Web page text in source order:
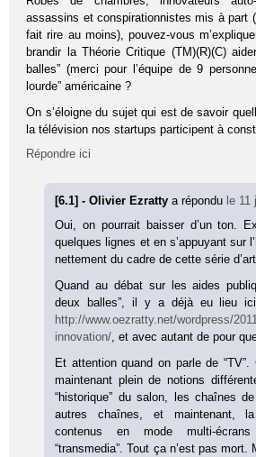
assassins et conspirationnistes mis à part
fait rire au moins), pouvez-vous
brandir la Théorie Critique (TM)(R)(C)
balles” (merci pour l’équipe de 9
lourde” américaine ?
On s’éloigne du sujet qui est de savoir
la télévision nos startups participent à
Répondre ici
[6.1] - Olivier Ezrattya répondu le 11
Oui, on pourrait baisser d’un ton.
quelques lignes et en s’appuyant sur
nettement du cadre de cette série
Quand au débat sur les aides
deux balles”, il y a déjà eu lieu
http://www.oezratty.net/wordpress/
innovation/ , et avec autant de pour
Et attention quand on parle de
maintenant plein de notions
“historique” du salon, les chaînes
autres chaînes, et maintenant,
contenus en mode multi-
“transmedia”. Tout ça n’est pas